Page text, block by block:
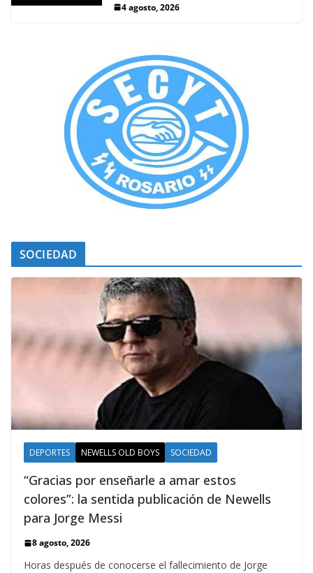
4 agosto, 2026
SOCIEDAD
DEPORTES NEWELLS OLD BOYS SOCIEDAD
“Gracias por enseñarle a amar estos
colores”: la sentida publicación de Newells
para Jorge Messi
8 agosto, 2026
Horas después de conocerse el fallecimiento de Jorge